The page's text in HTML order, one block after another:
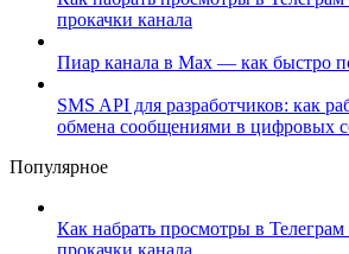
прокачки канала
Пиар канала в Max — как быстро
SMS API для разработчиков: как
обмена сообщениями в цифровых
Популярное
Как набрать просмотры в Телеграм
прокачки канала